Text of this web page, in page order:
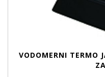
VODOMERNI TERMO